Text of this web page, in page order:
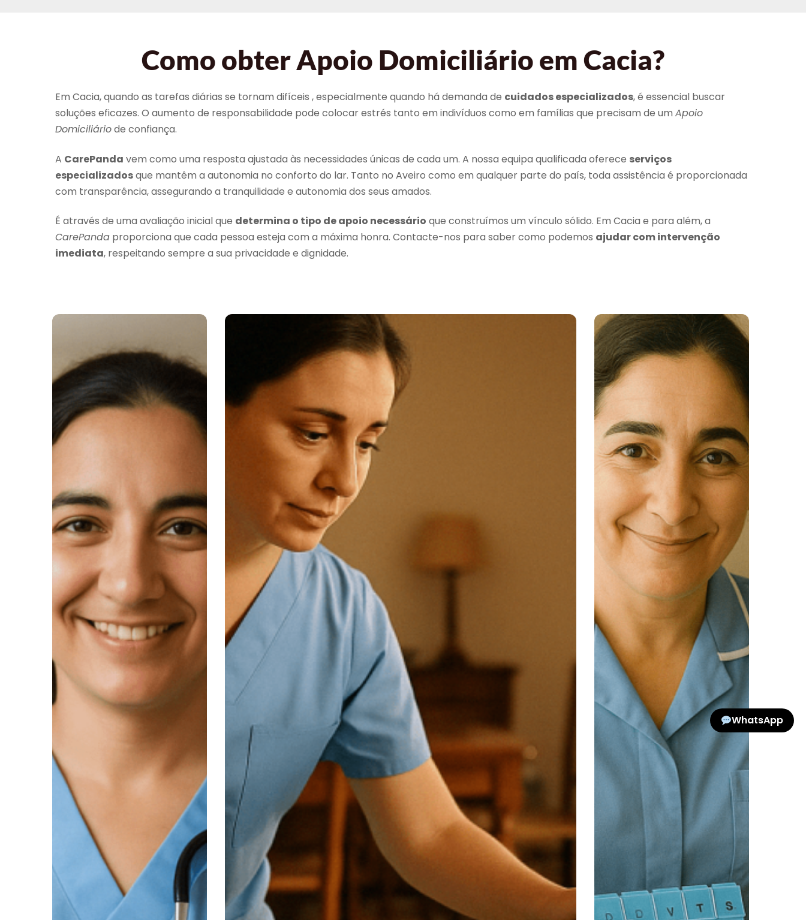
Como obter Apoio Domiciliário em Cacia?
Em Cacia, quando as tarefas diárias se tornam difíceis , especialmente quando há demanda de cuidados especializados, é essencial buscar
soluções eficazes. O aumento de responsabilidade pode colocar estrés tanto em indivíduos como em famílias que precisam de um Apoio
Domiciliáriode confiança.
A CarePanda vem como uma resposta ajustada às necessidades únicas de cada um. A nossa equipa qualificada oferece serviços
especializadosque mantêm a autonomia no conforto do lar. Tanto no Aveiro como em qualquer parte do país, toda assistência é proporcionada
com transparência, assegurando a tranquilidade e autonomia dos seus amados.
É através de uma avaliação inicial que determina o tipo de apoio necessário que construímos um vínculo sólido. Em Cacia e para além, a
CarePanda proporciona que cada pessoa esteja com a máxima honra. Contacte-nos para saber como podemos ajudar com intervenção
imediata, respeitando sempre a sua privacidade e dignidade.
WhatsApp